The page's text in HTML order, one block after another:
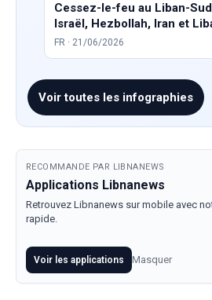
Cessez-le-feu au Liban-
Israël, Hezbollah, Iran et
FR · 21/06/2026
Voir toutes les infographies
RECOMMANDE PAR LIBNANEWS
Applications Libnanews
Retrouvez Libnanews sur mobile avec
rapide.
Voir les applications Masquer